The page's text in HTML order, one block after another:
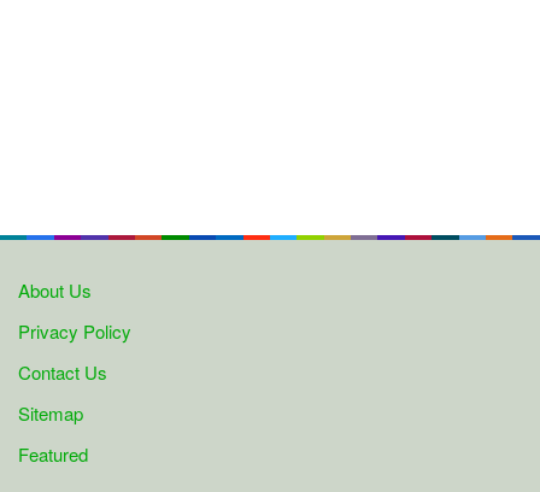
About Us
Privacy Policy
Contact Us
Sitemap
Featured